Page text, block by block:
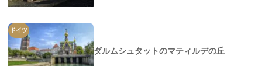
ドイツ
ダルムシュタットのマティルデの丘